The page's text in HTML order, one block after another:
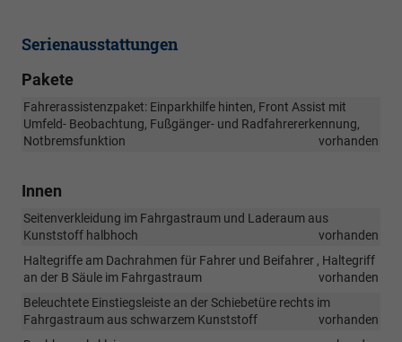
Serienausstattungen
Pakete
Fahrerassistenzpaket: Einparkhilfe hinten, Front Assist mit
Umfeld- Beobachtung, Fußgänger- und Radfahrererkennung,
Notbremsfunktion
vorhanden
Innen
Seitenverkleidung im Fahrgastraum und Laderaum aus
Kunststoff halbhoch
vorhanden
Haltegriffe am Dachrahmen für Fahrer und Beifahrer , Haltegriff
an der B Säule im Fahrgastraum
vorhanden
Beleuchtete Einstiegsleiste an der Schiebetüre rechts im
Fahrgastraum aus schwarzem Kunststoff
vorhanden